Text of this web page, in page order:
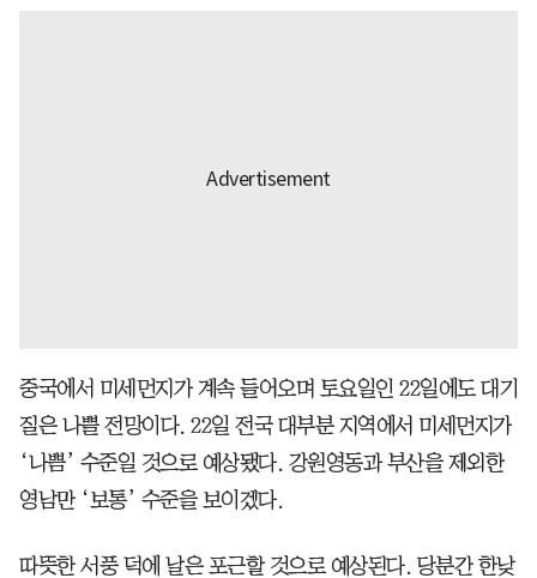
중국에서 미세먼지가 계속 들어오며 토요일인 22일에도 대기
질은 나쁠 전망이다. 22일 전국 대부분 지역에서 미세먼지가
‘나쁨’ 수준일 것으로 예상됐다. 강원영동과 부산을 제외한
영남만 ‘보통’ 수준을 보이겠다.
따뜻한 서풍 덕에 날은 포근할 것으로 예상된다. 당분간 한낮